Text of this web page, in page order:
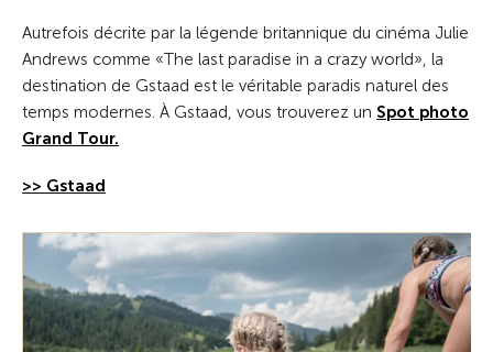
Autrefois décrite par la légende britannique du cinéma Julie
Andrews comme «The last paradise in a crazy world», la
destination de Gstaad est le véritable paradis naturel des
temps modernes. À Gstaad, vous trouverez un Spot photo
Grand Tour.
>> Gstaad